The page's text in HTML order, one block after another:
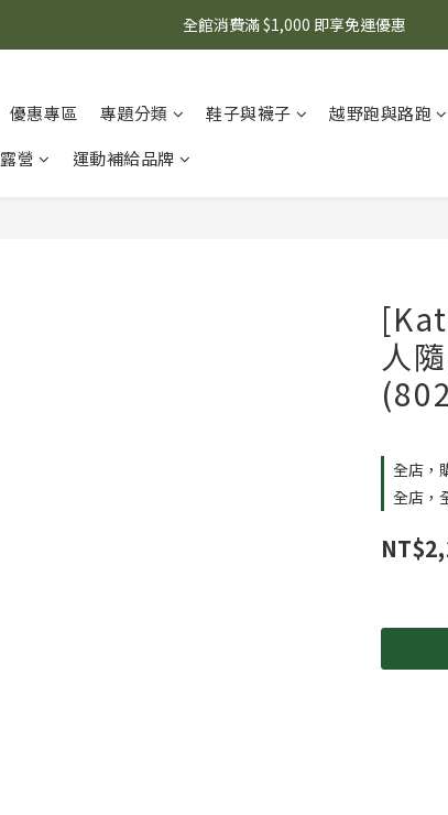
🌟 想知道現在有什麼優惠嗎？ 點擊查看最新優惠
全館消費滿 $1,000 即享免運優惠
優惠專區 專題分類 鞋子與襪子 越野跑與路跑
露營 運動補給品牌
人
全店，
全店，